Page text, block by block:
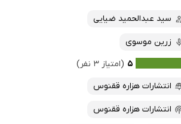
سید عبدالحمید ضیایی
زرین موسوی
۵ (امتیاز ۳ نفر)
انتشارات هزاره ققنوس
انتشارات هزاره ققنوس